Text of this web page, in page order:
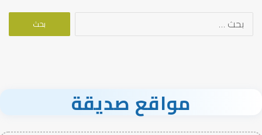
البحث
مواقع صديقة